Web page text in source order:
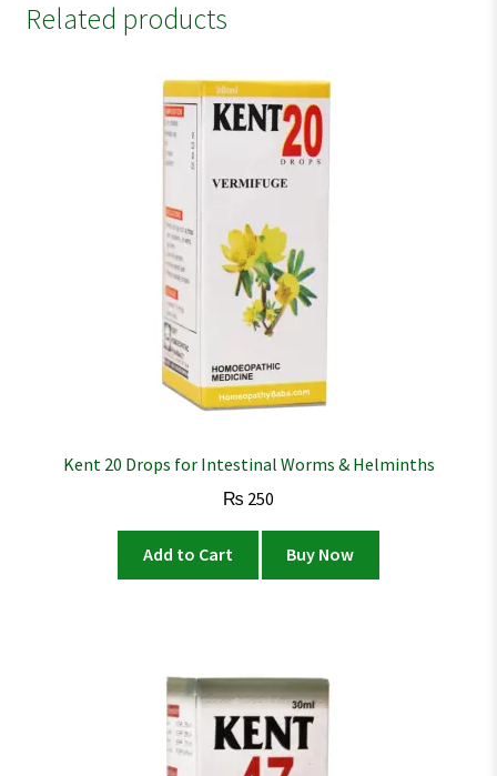
Related products
Kent 20 Drops for Intestinal Worms & Helminths
₨ 250
Add to Cart Buy Now